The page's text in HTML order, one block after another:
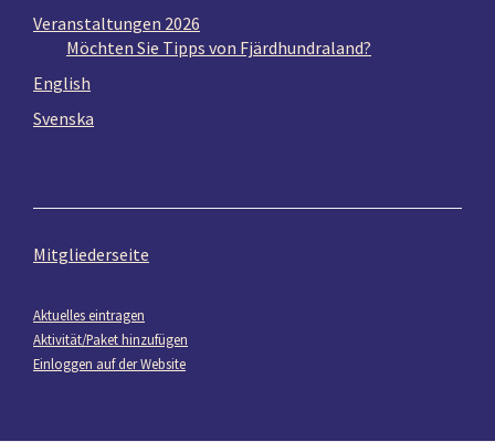
Veranstaltungen 2026
Möchten Sie Tipps von Fjärdhundraland?
English
Svenska
Mitgliederseite
Aktuelles eintragen
Aktivität/Paket hinzufügen
Einloggen auf der Website